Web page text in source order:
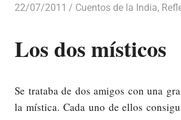
22/07/2011 Luis Castellanos
Cuentos de la India,
Los dos místicos
Se trataba de dos amigos con una
la mística. Cada uno de ellos